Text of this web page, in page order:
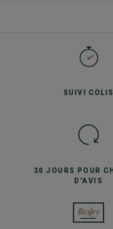
SUIVICOLIS
30 JOURS POUR
D'AVIS